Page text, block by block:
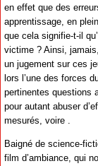
en effet que des
apprentissage, en
que cela signifie-t-il
victime ? Ainsi,
un jugement sur ces
lors l’une des forces
pertinentes questions
pour autant abuser
mesurés, voire .
Baigné de science-
film d’ambiance, qui